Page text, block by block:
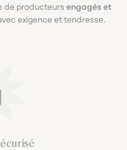
de producteurs engagés et
exigence et tendresse.